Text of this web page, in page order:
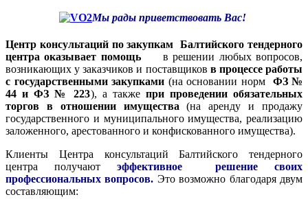
Мы рады приветствовать Вас!
Центр консультаций по закупкам Балтийского тендерного
центра оказывает помощьв решении любых вопросов,
возникающих у заказчиков и поставщиков в процессе работы
с государственными закупками (на основании нормФЗ №
44 и ФЗ № 223), а также при проведении обязательных
торгов в отношении имущества (на аренду и продажу
государственного и муниципального имущества, реализацию
заложенного, арестованного и конфискованного имущества).
Клиенты Центра консультаций Балтийского тендерного
центра получают эффективное решение своих
профессиональных вопросов. Это возможно благодаря двум
составляющим: